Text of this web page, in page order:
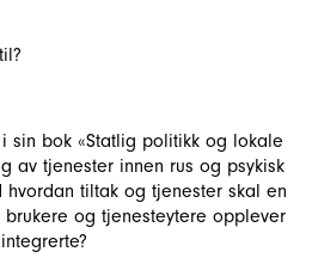
sin bok «Statlig politikk og lokale
av tjenester innen rus og psykisk
hvordan tiltak og tjenester skal en
og tjenesteytere opplever